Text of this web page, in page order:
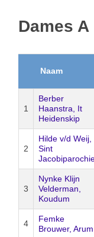
Dames A
Naam
1
Berber
Haanstra, It
Heidenskip
2
Hilde v/d Weij,
Sint
3
Nynke Klijn
Velderman,
Koudum
4
Femke
Brouwer, Arum